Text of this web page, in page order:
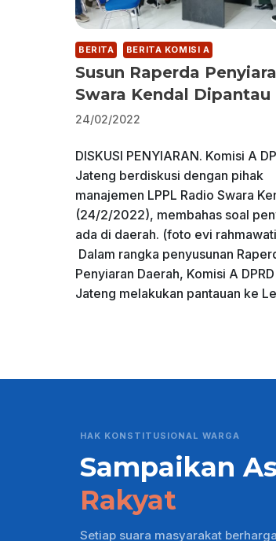
BERITA BERITA KOMISI A
Susun Raperda
Swara Kendal Dipantau
24/02/2022
DISKUSI PENYIARAN. Komisi A
Jateng berdiskusi dengan pihak
manajemen LPPL Radio Swara
(24/2/2022), membahas soal
ada di daerah. (foto evi
Dalam rangka penyusunan
Penyiaran Daerah, Komisi A
Jateng melakukan pantauan ke
HAK KONSTITUSIONAL WARGA
Sampaikan
Rakyat
Setiap suara masyarakat